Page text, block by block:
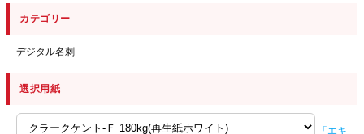
カテゴリー
デジタル名刺
選択用紙
「エキ